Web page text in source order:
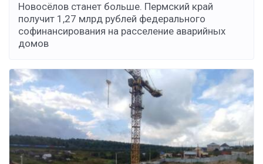
Новосёлов станет больше. Пермский край
получит 1,27 млрд рублей федерального
софинансирования на расселение аварийных
домов